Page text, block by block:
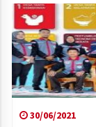
30/06/2021